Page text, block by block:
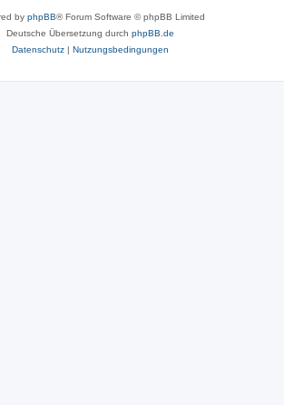
by phpBB® Forum Software © phpBB Limited
Deutsche Übersetzung durch phpBB.de
Datenschutz| Nutzungsbedingungen